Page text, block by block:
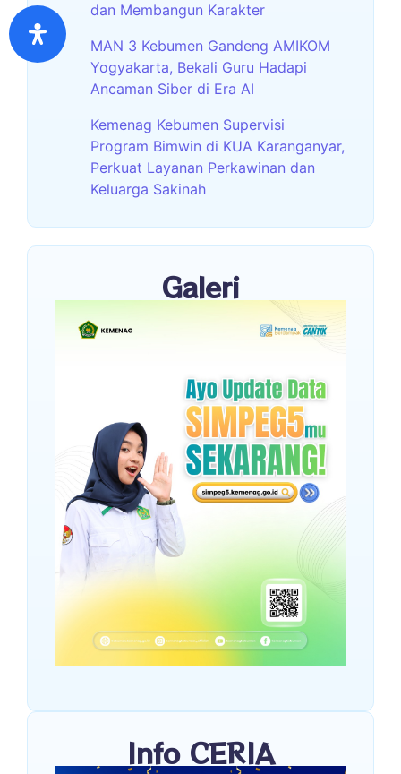
dan Membangun Karakter
MAN 3 Kebumen Gandeng AMIKOM
Yogyakarta, Bekali Guru Hadapi
Ancaman Siber di Era AI
Kemenag Kebumen Supervisi
Program Bimwin di KUA Karanganyar,
Perkuat Layanan Perkawinan dan
Keluarga Sakinah
Galeri
Info CERIA